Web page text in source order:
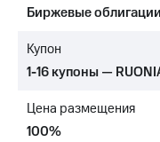
Достижения
Интервью
Биржевые облигации
Купон
1-16 купоны —
Цена размещения
100%